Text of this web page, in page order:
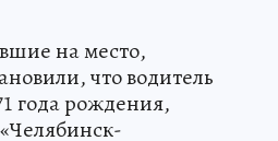
на место,
что водитель
года рождения,